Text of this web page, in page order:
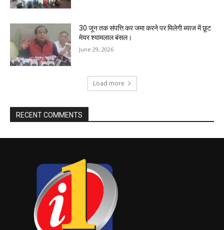
30 जून तक संपत्ति कर जमा करने पर मिलेगी ब्याज में छूट
मेयर श्यामलाल बंसल।
June 29, 2026
Load more
RECENT COMMENTS